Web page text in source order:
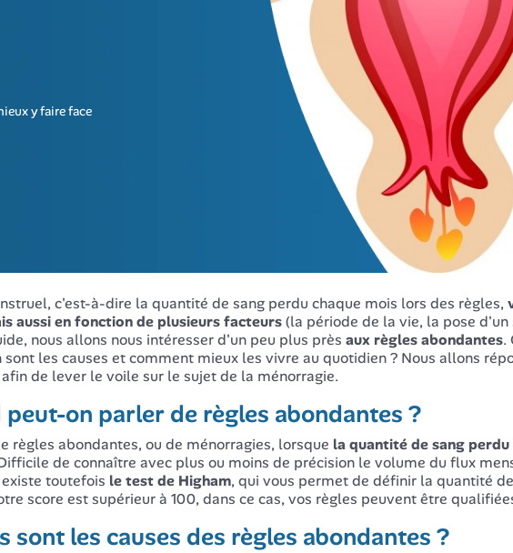
y faire face
c'est-à-dire la quantité de sang perdu chaque mois lors des règles,
aussi en fonction de plusieurs facteurs(la période de la vie, la pose
nous allons nous intéresser d'un peu plus près aux règles abondantes.
sont les causes et comment mieux les vivre au quotidien ? Nous allons
de lever le voile sur le sujet de la ménorragie.
peut-on parler de règles abondantes ?
règles abondantes, ou de ménorragies, lorsque la quantité de sang
de connaître avec plus ou moins de précision le volume du flux
toutefois le test de Higham, qui vous permet de définir la quantité
score est supérieur à 100, dans ce cas, vos règles peuvent être
sont les causes des règles abondantes ?